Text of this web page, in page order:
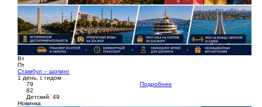
Вт
Пт
Стамбул – шопинг
1 день, с гидом
79
82
Детский: 49
Подробнее
Новинка